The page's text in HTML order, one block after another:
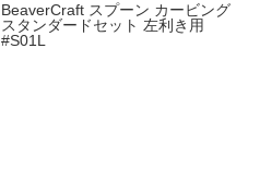
BeaverCraft スプーン カービング
スタンダードセット 左利き用
#S01L